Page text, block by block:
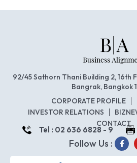
92/45 Sathorn Thani Building 2, 16th
Bangrak, Bangkok
CORPORATE PROFILE
INVESTOR RELATIONS
CONTACT
Tel : 02 636 6828 - 9
Follow Us :